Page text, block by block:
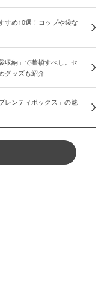
すめ10選！コップや袋な
収納」で整頓すべし。セ
グッズも紹介
レンティボックス」の魅